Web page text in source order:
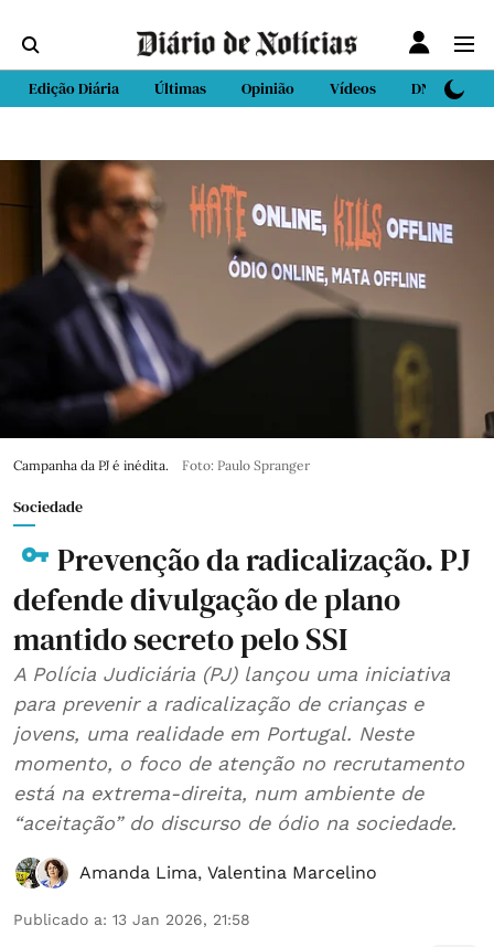
Edição Diária Últimas Opinião Vídeos DN Sport
Campanha da PJ é inédita. Foto: Paulo Spranger
Sociedade
Prevenção da radicalização. PJ
defende divulgação de plano
mantido secreto pelo SSI
A Polícia Judiciária (PJ) lançou uma iniciativa
para prevenir a radicalização de crianças e
jovens, uma realidade em Portugal. Neste
momento, o foco de atenção no recrutamento
está na extrema-direita, num ambiente de
“aceitação” do discurso de ódio na sociedade.
Amanda Lima, Valentina Marcelino
Publicado a: 13 Jan 2026, 21:58